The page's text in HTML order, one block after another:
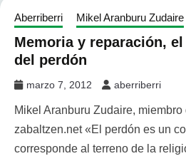
Aberriberri Mikel Aranburu Zudaire
Memoria y reparación,
del perdón
marzo 7, 2012 aberriberri
Mikel Aranburu Zudaire,
zabaltzen.net «El perdón es un
corresponde al terreno de la